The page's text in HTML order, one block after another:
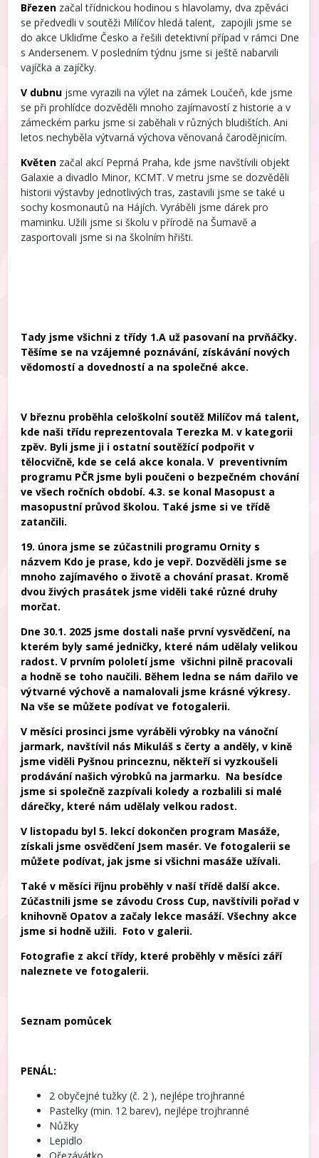
Březenzačal třídnickou hodinou s hlavolamy, dva zpěváci
se předvedli v soutěži Milíčov hledá talent, zapojili jsme se
do akce Ukliďme Česko a řešili detektivní případ v rámci Dne
s Andersenem. V posledním týdnu jsme si ještě nabarvili
vajíčka a zajíčky.
V dubnujsme vyrazili na výlet na zámek Loučeň, kde jsme
se při prohlídce dozvěděli mnoho zajímavostí z historie a v
zámeckém parku jsme si zaběhali v různých bludištích. Ani
letos nechyběla výtvarná výchova věnovaná čarodějnicím.
Květen začal akcí Peprná Praha, kde jsme navštívili objekt
Galaxie a divadlo Minor, KCMT. V metru jsme se dozvěděli
historii výstavby jednotlivých tras, zastavili jsme se také u
sochy kosmonautů na Hájích. Vyráběli jsme dárek pro
maminku. Užili jsme si školu v přírodě na Šumavě a
zasportovali jsme si na školním hřišti.
Tady jsme všichni z třídy 1.A už pasovaní na prvňáčky.
Těšíme se na vzájemné poznávání, získávání nových
vědomostí a dovedností a na společné akce.
V březnu proběhla celoškolní soutěž Milíčov má talent,
kde naši třídu reprezentovala Terezka M. v kategorii
zpěv. Byli jsme ji i ostatní soutěžící podpořit v
tělocvičně, kde se celá akce konala. V preventivním
programu PČR jsme byli poučeni o bezpečném chování
ve všech ročních období. 4.3. se konal Masopust a
masopustní průvod školou. Také jsme si ve třídě
zatančili.
19. února jsme se zúčastnili programu Ornity s
názvem Kdo je prase, kdo je vepř. Dozvěděli jsme se
mnoho zajímavého o životě a chování prasat. Kromě
dvou živých prasátek jsme viděli také různé druhy
morčat.
Dne 30.1. 2025 jsme dostali naše první vysvědčení, na
kterém byly samé jedničky, které nám udělaly velikou
radost. V prvním pololetí jsme všichni pilně pracovali
a hodně se toho naučili. Během ledna se nám dařilo ve
výtvarné výchově a namalovali jsme krásné výkresy.
Na vše se můžete podívat ve fotogalerii.
V měsíci prosinci jsme vyráběli výrobky na vánoční
jarmark, navštívil nás Mikuláš s čerty a anděly, v kině
jsme viděli Pyšnou princeznu, někteří si vyzkoušeli
prodávání našich výrobků na jarmarku. Na besídce
jsme si společně zazpívali koledy a rozbalili si malé
dárečky, které nám udělaly velkou radost.
V listopadu byl 5. lekcí dokončen program Masáže,
získali jsme osvědčení Jsem masér. Ve fotogalerii se
můžete podívat, jak jsme si všichni masáže užívali.
Také v měsíci říjnu proběhly v naší třídě další akce.
Zúčastnili jsme se závodu Cross Cup, navštívili pořad v
knihovně Opatov a začaly lekce masáží. Všechny akce
jsme si hodně užili. Foto v galerii.
Fotografie z akcí třídy, které proběhly v měsíci září
naleznete ve fotogalerii.
Seznam pomůcek
PENÁL:
2 obyčejné tužky (č. 2 ), nejlépe trojhranné
Pastelky (min. 12 barev), nejlépe trojhranné
Nůžky
Lepidlo